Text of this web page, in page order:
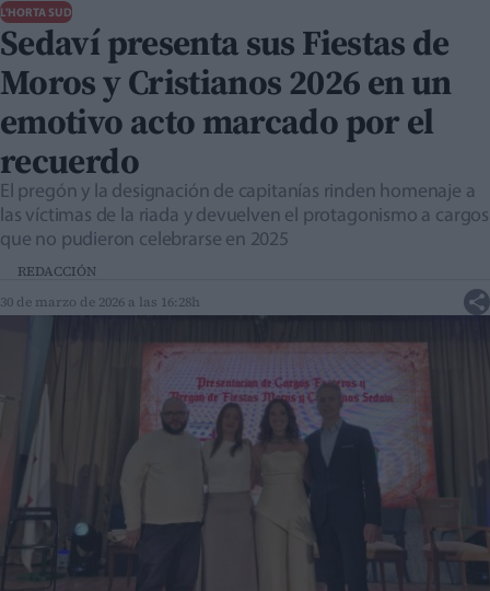
L'HORTA SUD
Sedaví presenta sus Fiestas de
Moros y Cristianos 2026 en un
emotivo acto marcado por el
recuerdo
El pregón y la designación de capitanías rinden homenaje a
las víctimas de la riada y devuelven el protagonismo a cargos
que no pudieron celebrarse en 2025
REDACCIÓN
30 de marzo de 2026 a las 16:28h